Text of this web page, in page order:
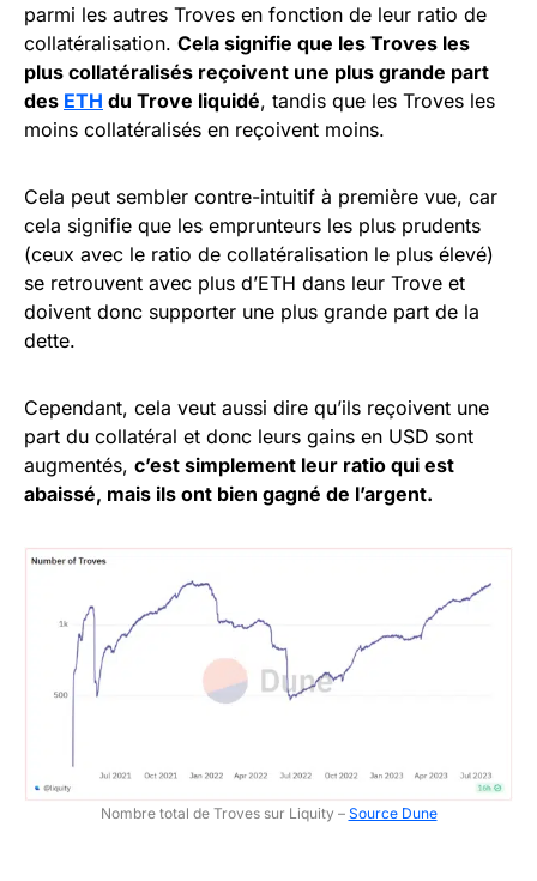
parmi les autres Troves en fonction de leur ratio de
collatéralisation. Cela signifie que les Troves les
plus collatéralisés reçoivent une plus grande part
des ETH du Trove liquidé, tandis que les Troves les
moins collatéralisés en reçoivent moins.
Cela peut sembler contre-intuitif à première vue, car
cela signifie que les emprunteurs les plus prudents
(ceux avec le ratio de collatéralisation le plus élevé)
se retrouvent avec plus d’ETH dans leur Trove et
doivent donc supporter une plus grande part de la
dette.
Cependant, cela veut aussi dire qu’ils reçoivent une
part du collatéral et donc leurs gains en USD sont
augmentés, c’est simplement leur ratio qui est
abaissé, mais ils ont bien gagné de l’argent.
Nombre total de Troves sur Liquity – Source Dune